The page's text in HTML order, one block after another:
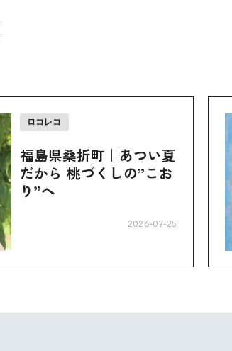
ロコレコ
福島県桑折町｜あつい夏
だから 桃づくしの”こお
り”へ
2026-07-25